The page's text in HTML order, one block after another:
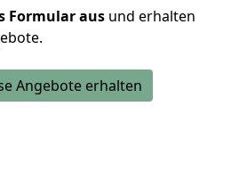
Formular aus und erhalten
Angebote erhalten